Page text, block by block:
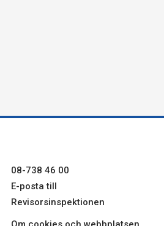
08-738 46 00
E-posta till
Revisorsinspektionen